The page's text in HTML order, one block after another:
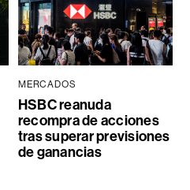
MERCADOS
HSBC reanuda
recompra de acciones
tras superar previsiones
de ganancias